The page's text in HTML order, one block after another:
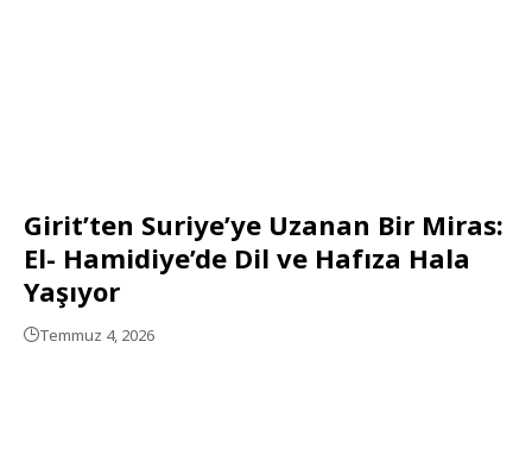
Girit’ten Suriye’ye Uzanan Bir Miras:
El- Hamidiye’de Dil ve Hafıza Hala
Yaşıyor
Temmuz 4, 2026